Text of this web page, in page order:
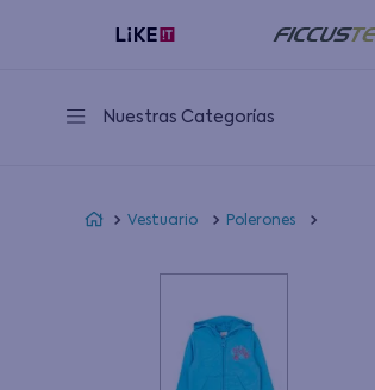
Nuestras Categorías
Vestuario Polerones